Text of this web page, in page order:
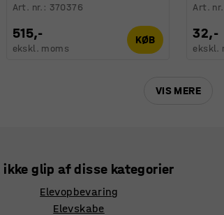
Art. nr. : 370376
515,-
ekskl. moms
KØB
Art. nr.
32,-
ekskl.
VIS MERE
ikke glip af disse kategorier
Elevopbevaring
Elevskabe